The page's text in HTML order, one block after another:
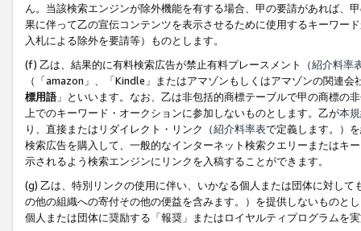
ん。当該検索エンジンが除外機能を有する場合、甲の要請があれば、
果に伴って乙の宣伝コンテンツを表示させるために使用するキーワー
入札による除外を要請等）ものとします。
(f) 乙は、結果的に有料検索広告が禁止有料プレースメント（紹介料率
（「amazon」、「Kindle」またはアマゾンもしくはアマゾンの関連
標用語」といいます。なお、乙は非包括的商標テーブルで甲の商標の
上でのキーワード・オークションに参加しないものとします。乙が本
り、直接またはリダイレクト・リンク（紹介料率表で定義します。）
検索広告を購入して、一般的なインターネット検索クエリーまたはキ
示されるよう検索エンジンにリンクを入稿することができます。
(g) 乙は、特別リンクの使用に伴い、いかなる個人または団体に対し
の他の組織への寄付その他の便益を含みます。）を提供しないものと
個人または団体に奨励する「報奨」またはロイヤルティプログラムを